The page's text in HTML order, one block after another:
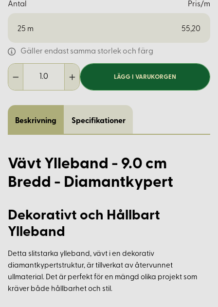
Antal Pris/m
25 m 55,20
Gäller endast samma storlek och färg
LÄGG I VARUKORGEN
Beskrivning Specifikationer
Vävt Ylleband - 9.0 cm
Bredd - Diamantkypert
Dekorativt och Hållbart
Ylleband
Detta slitstarka ylleband, vävt i en dekorativ
diamantkypertstruktur, är tillverkat av återvunnet
ullmaterial. Det är perfekt för en mängd olika projekt som
kräver både hållbarhet och stil.